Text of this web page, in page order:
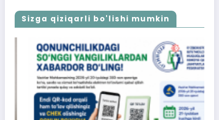
Sizga qiziqarli bo'lishi mumkin